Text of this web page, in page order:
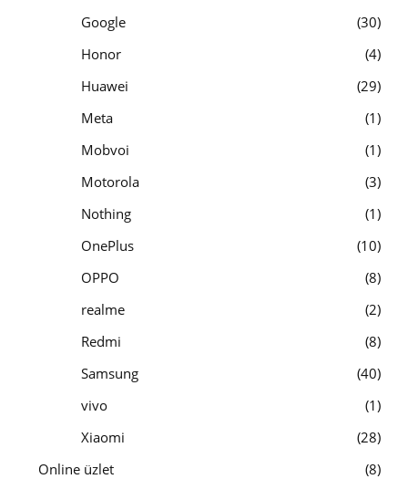
Google
30
Honor
4
Huawei
29
Meta
1
Mobvoi
1
Motorola
3
Nothing
1
OnePlus
10
OPPO
8
realme
2
Redmi
8
Samsung
40
vivo
1
Xiaomi
28
Online üzlet
8